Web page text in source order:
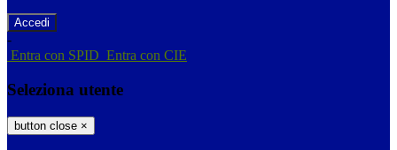
-
Entra con SPID Entra con CIE
Seleziona utente
button close ×